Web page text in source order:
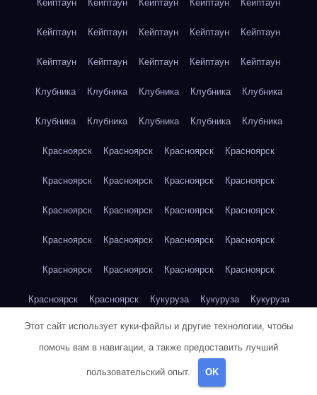
Кейптаун Кейптаун Кейптаун Кейптаун Кейптаун
Кейптаун Кейптаун Кейптаун Кейптаун Кейптаун
Кейптаун Кейптаун Кейптаун Кейптаун Кейптаун
Клубника Клубника Клубника Клубника Клубника
Клубника Клубника Клубника Клубника Клубника
Красноярск Красноярск Красноярск Красноярск
Красноярск Красноярск Красноярск Красноярск
Красноярск Красноярск Красноярск Красноярск
Красноярск Красноярск Красноярск Красноярск
Красноярск Красноярск Красноярск Красноярск
Красноярск Красноярск Кукуруза Кукуруза Кукуруза
Кукуруза Кукуруза Кукуруза Кукуруза Кукуруза
Кукуруза
Куриная грудка
Этот сайт использует куки-файлы и другие технологии, чтобы
помочь вам в навигации, а также предоставить лучший
пользовательский опыт. OK